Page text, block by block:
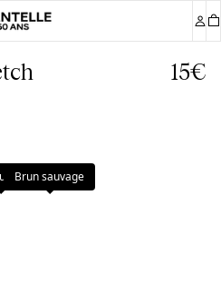
15€
Print
Brun sauvage